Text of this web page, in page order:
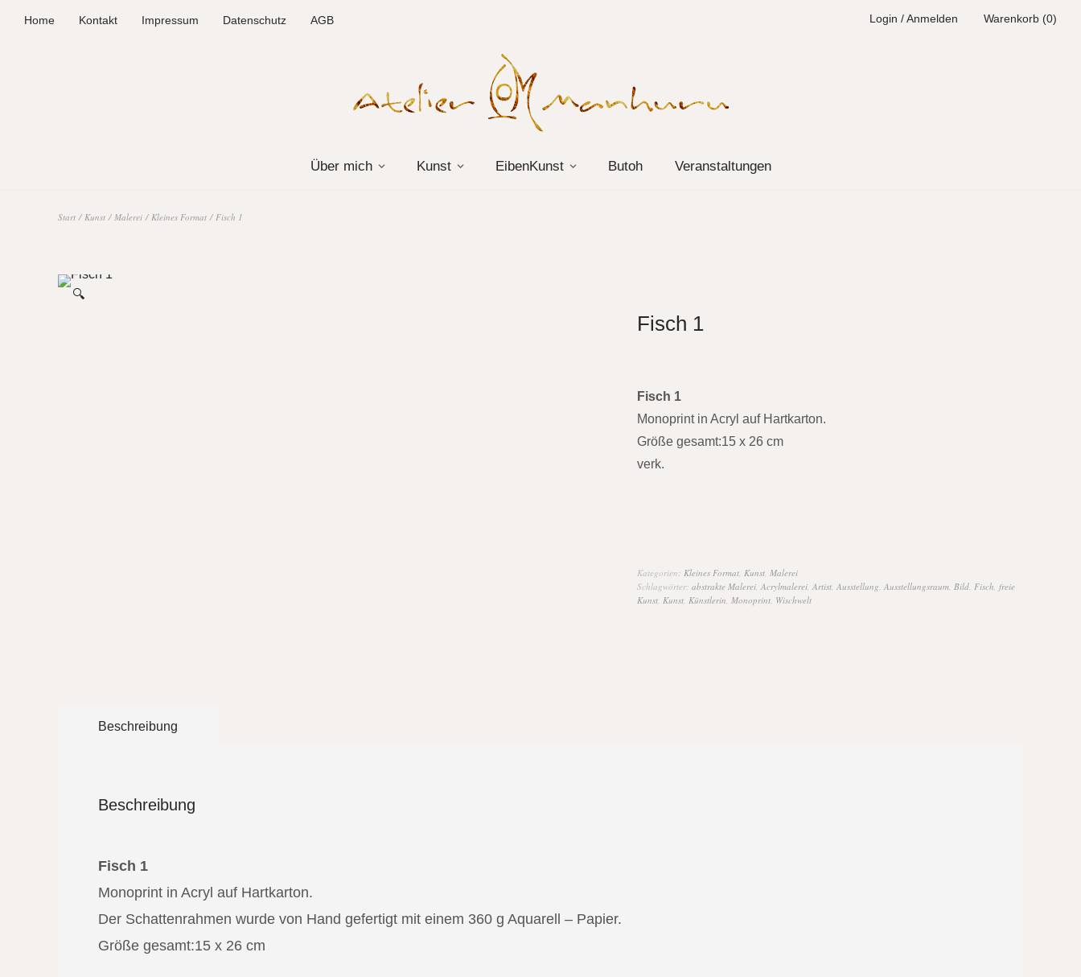
Home Kontakt Impressum Datenschutz AGB Login / Anmelden Warenkorb (0)
Über mich Kunst EibenKunst Butoh Veranstaltungen
Start / Kunst / Malerei / Kleines Format / Fisch 1
🔍
Fisch 1
Fisch 1
Monoprint in Acryl auf Hartkarton.
Größe gesamt:15 x 26 cm
verk.
Kategorien: Kleines Format, Kunst, Malerei
Schlagwörter: abstrakte Malerei, Acrylmalerei, Artist, Ausstellung, Ausstellungsraum, Bild, Fisch, freie
Kunst, Kunst, Künstlerin, Monoprint, Wischwelt
Beschreibung
Beschreibung
Fisch 1
Monoprint in Acryl auf Hartkarton.
Der Schattenrahmen wurde von Hand gefertigt mit einem 360 g Aquarell – Papier.
Größe gesamt:15 x 26 cm